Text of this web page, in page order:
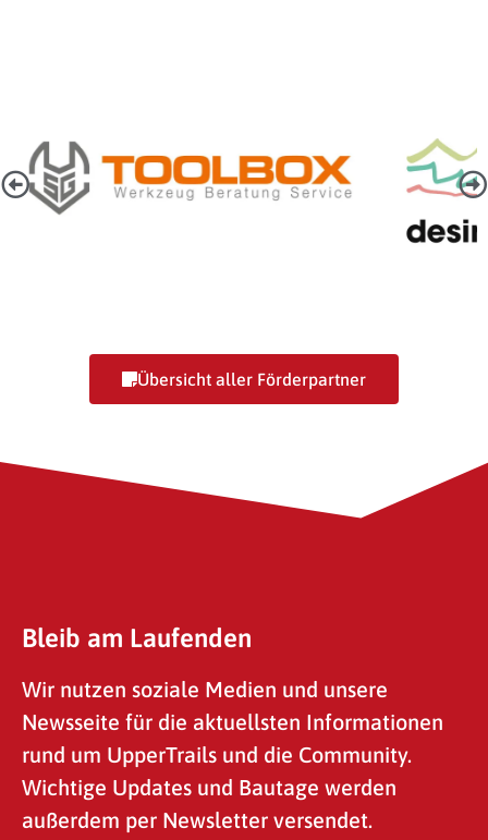
Übersicht aller Förderpartner
Bleib am Laufenden
Wir nutzen soziale Medien und unsere
Newsseite für die aktuellsten Informationen
rund um UpperTrails und die Community.
Wichtige Updates und Bautage werden
außerdem per Newsletter versendet.